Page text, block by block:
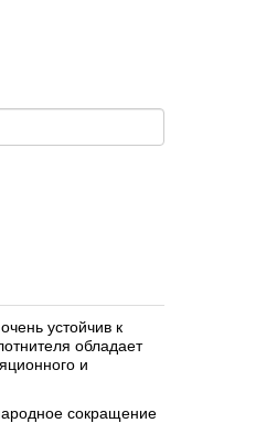
устойчив к
обладает
и
сокращение